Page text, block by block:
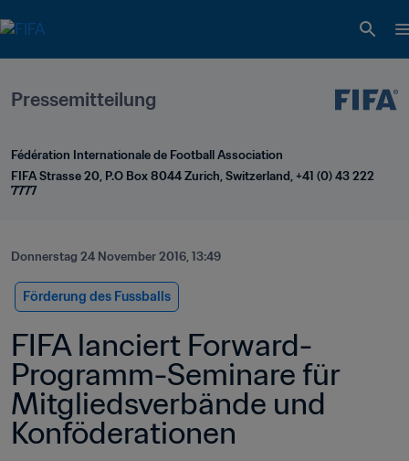
Pressemitteilung
Fédération Internationale de Football Association
FIFA Strasse 20, P.O Box 8044 Zurich, Switzerland, +41 (0) 43 222
7777
Donnerstag 24 November 2016, 13:49
Förderung des Fussballs
FIFA lanciert Forward-
Programm-Seminare für
Mitgliedsverbände und
Konföderationen